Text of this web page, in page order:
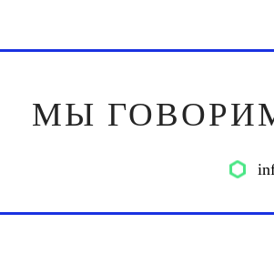
МЫ